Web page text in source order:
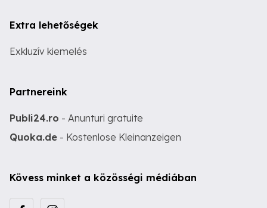
Extra lehetőségek
Exkluzív kiemelés
Partnereink
Publi24.ro - Anunturi gratuite
Quoka.de - Kostenlose Kleinanzeigen
Kövess minket a közösségi médiában